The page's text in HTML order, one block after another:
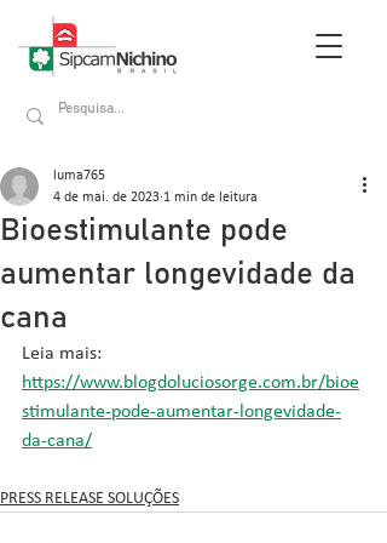
Bioestimulante pode
aumentar longevidade da
cana
luma765
4 de mai. de 2023 1 min de leitura
Leia mais:
https://www.blogdoluciosorge.com.br/bioe
stimulante-pode-aumentar-longevidade-
da-cana/
PRESS RELEASE SOLUÇÕES